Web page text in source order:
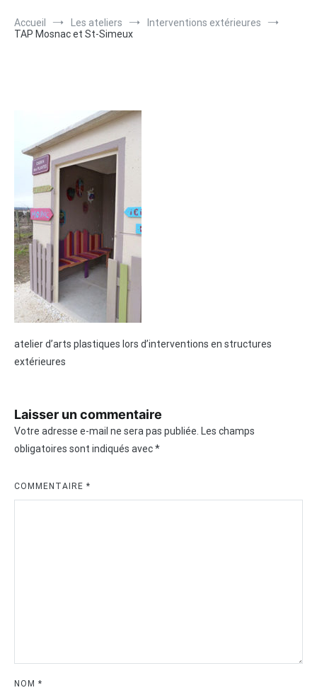
Accueil Les ateliers
Interventions extérieures
TAP Mosnac et St-Simeux
atelier d’arts plastiques lors d’interventions en structures
extérieures
Laisser un commentaire
Votre adresse e-mail ne sera pas publiée. Les champs
obligatoires sont indiqués avec*
COMMENTAIRE *
NOM *